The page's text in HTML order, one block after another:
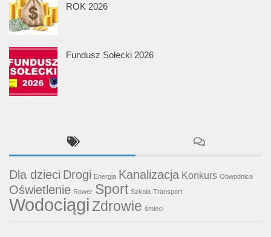
ROK 2026
Fundusz Sołecki 2026
Dla dzieci Drogi Energia Kanalizacja Konkurs Obwodnica
Oświetlenie Rower Sport Szkoła Transport
WodociągiZdrowie śmieci